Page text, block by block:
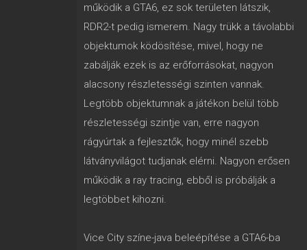
működik a GTA6, ez sok területen látszik,
RDR2-t pedig ismerem. Nagy trükk a távolabbi
objektumok ködösítése, mivel, hogy ne
zabálják ezek is az erőforrásokat, nagyon
alacsony részletességi szinten vannak.
Legtöbb objektumnak a játékon belül több
részletességi szintje van, erre nagyon
rágyúrtak a fejlesztők, hogy minél szebb
látványvilágot tudjanak elérni. Nagyon erősen
működik a ray tracing, ebből is próbálják a
legtöbbet kihozni.
Vice City színe-java beleépítése a GTA6-ba